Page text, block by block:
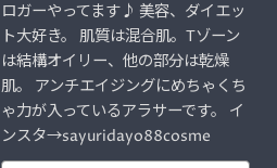
ロガーやってます♪ 美容、ダイエッ
ト大好き。 肌質は混合肌。Tゾーン
は結構オイリー、他の部分は乾燥
肌。 アンチエイジングにめちゃくち
ゃ力が入っているアラサーです。 イ
ンスタ→sayuridayo88cosme